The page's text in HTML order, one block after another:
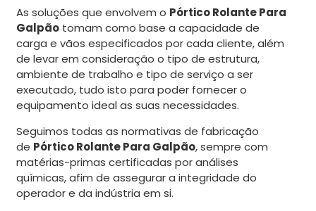
As soluções que envolvem o Pórtico Rolante Para
Galpão tomam como base a capacidade de
carga e vãos especificados por cada cliente, além
de levar em consideração o tipo de estrutura,
ambiente de trabalho e tipo de serviço a ser
executado, tudo isto para poder fornecer o
equipamento ideal as suas necessidades.
Seguimos todas as normativas de fabricação
de Pórtico Rolante Para Galpão, sempre com
matérias-primas certificadas por análises
químicas, afim de assegurar a integridade do
operador e da indústria em si.